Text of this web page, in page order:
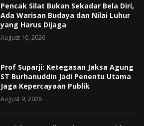
Pencak Silat Bukan Sekadar Bela Diri,
Ada Warisan Budaya dan Nilai Luhur
yang Harus Dijaga
August 10, 2026
Prof Suparji: Ketegasan Jaksa Agung
ST Burhanuddin Jadi Penentu Utama
Jaga Kepercayaan Publik
August 9, 2026